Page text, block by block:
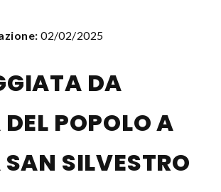
02/02/2025
DA
POPOLO A
SILVESTRO